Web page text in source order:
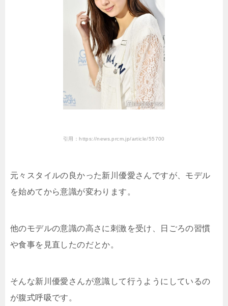
引用：https://news.prcm.jp/article/55700
元々スタイルの良かった新川優愛さんですが、モデル
を始めてから意識が変わります。
他のモデルの意識の高さに刺激を受け、日ごろの習慣
や食事を見直したのだとか。
そんな新川優愛さんが意識して行うようにしているの
が腹式呼吸です。